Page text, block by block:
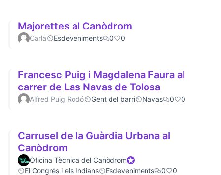
Majorettes al Canòdrom
Carla Esdeveniments 0 0
Francesc Puig i Magdalena Faura al
carrer de Las Navas de Tolosa
Alfred Puig Rodó Gent del barri Navas 0 0
Carrusel de la Guàrdia Urbana al
Canòdrom
Oficina Tècnica del CanòdromOfficial participant
El Congrés i els Indians
Esdeveniments 0 0